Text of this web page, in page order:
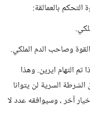
بالعمالقة:
وصاحب الدم الملكي.
تم التهام ايرين. وهذا
السرية لن يتوانا
آخر ، وسيوافقه عدد لا